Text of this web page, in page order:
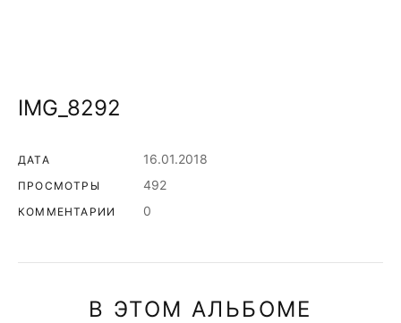
IMG_8292
ДАТА 16.01.2018
ПРОСМОТРЫ 492
КОММЕНТАРИИ 0
В ЭТОМ АЛЬБОМЕ